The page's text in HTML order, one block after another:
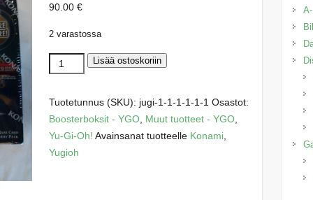
90.00 €
2 varastossa
Yu-
Gi-
from
Lisää ostoskoriin
Tuotetunnus (SKU): jugi-1-1-1-1-1-1 Osastot:
Boosterboksit - YGO, Muut tuotteet - YGO,
Yu-Gi-Oh! Avainsanat tuotteelle Konami,
Yugioh